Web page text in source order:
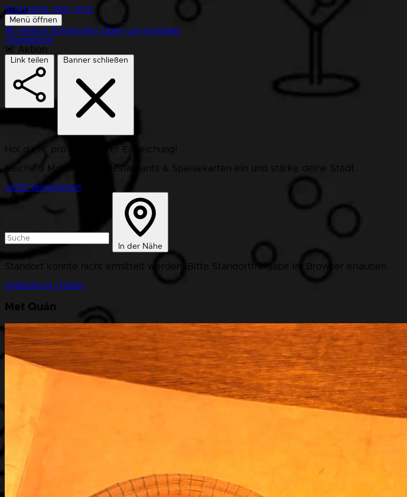
Startseite Alle Orte
Menü öffnen
1€-Aktion Einreichen Über uns Kontakt
Changelog
1€ Aktion
Link teilen Banner schließen
Hol dir 1€ pro bestätigter Einreichung!
Reiche 5 Monate lang Restaurants & Speisekarten ein und stärke deine Stadt.
Jetzt teilnehmen
In der Nähe
Standort konnte nicht ermittelt werden. Bitte Standortfreigabe im Browser erlauben.
Oldenburg (Oldb)
Met Quán